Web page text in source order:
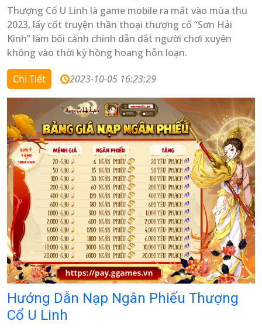
Thượng Cổ U Linh là game mobile ra mắt vào mùa thu
2023, lấy cốt truyện thần thoại thượng cổ “Sơn Hải
Kinh” làm bối cảnh chính dẫn dắt người chơi xuyên
không vào thời kỳ hồng hoang hỗn loạn.
Chi Tiết 2023-10-05 16:23:29
Hướng Dẫn Nạp Ngân Phiếu Thượng
Cổ U Linh